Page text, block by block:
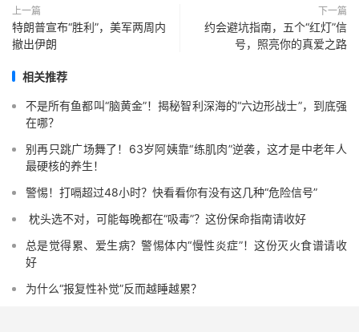
上一篇
特朗普宣布“胜利”，美军两周内
撤出伊朗
下一篇
约会避坑指南，五个“红灯”信
号，照亮你的真爱之路
相关推荐
不是所有鱼都叫“脑黄金”！揭秘智利深海的“六边形战士”，到底强
在哪？
别再只跳广场舞了！63岁阿姨靠“练肌肉”逆袭，这才是中老年人
最硬核的养生！
警惕！打嗝超过48小时？快看看你有没有这几种“危险信号”️
️ 枕头选不对，可能每晚都在“吸毒”？这份保命指南请收好
总是觉得累、爱生病？警惕体内“慢性炎症”！这份灭火食谱请收
好
为什么“报复性补觉”反而越睡越累？